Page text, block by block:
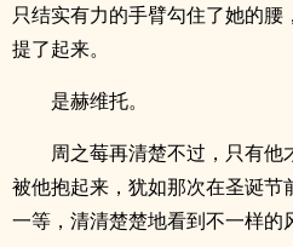
只结实有力的手臂勾住了她的
提了起来。
是赫维托。
周之莓再清楚不过，只有
被他抱起来，犹如那次在圣诞节
一等，清清楚楚地看到不一样的